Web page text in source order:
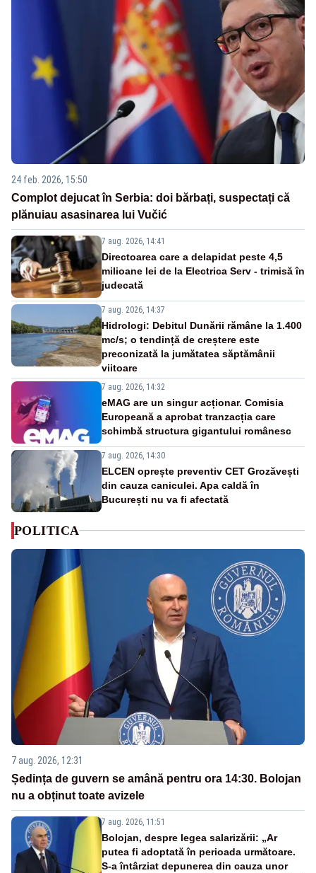
24 feb. 2026, 15:50
Complot dejucat în Serbia: doi bărbați, suspectați că
plănuiau asasinarea lui Vučić
7 aug. 2026, 14:41
Directoarea care a delapidat peste 4,5
milioane lei de la Electrica Serv - trimisă în
judecată
7 aug. 2026, 14:37
Hidrologi: Debitul Dunării rămâne la 1.400
mc/s; o tendință de creștere este
preconizată la jumătatea săptămânii
viitoare
7 aug. 2026, 14:32
eMAG are un singur acționar. Comisia
Europeană a aprobat tranzacția care
schimbă structura gigantului românesc
7 aug. 2026, 14:30
ELCEN oprește preventiv CET Grozăvești
din cauza caniculei. Apa caldă în
București nu va fi afectată
POLITICA
7 aug. 2026, 12:31
Ședința de guvern se amână pentru ora 14:30. Bolojan
nu a obținut toate avizele
7 aug. 2026, 11:51
Bolojan, despre legea salarizării: „Ar
putea fi adoptată în perioada următoare.
S-a întârziat depunerea din cauza unor